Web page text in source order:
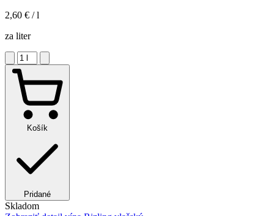
2,60 € / l
za liter
Košík
Pridané
Skladom